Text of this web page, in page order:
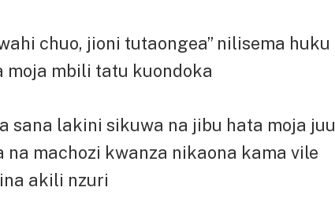
chuo, jioni tutaongea” nilisema huku
moja mbili tatu kuondoka
sana lakini sikuwa na jibu hata moja juu
machozi kwanza nikaona kama vile
akili nzuri